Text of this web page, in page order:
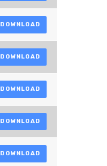
DOWNLOAD
DOWNLOAD
DOWNLOAD
DOWNLOAD
DOWNLOAD